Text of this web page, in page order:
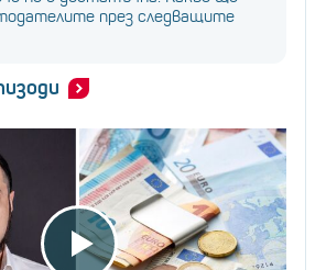
през следващите